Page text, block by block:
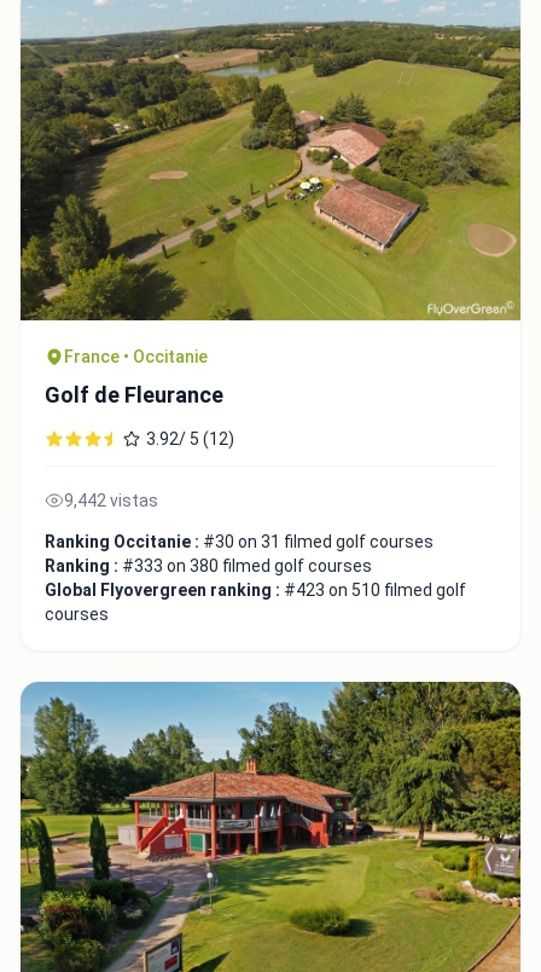
France • Occitanie
Golf de Fleurance
3.92/ 5 (12)
9,442 vistas
Ranking Occitanie : #30 on 31 filmed golf courses
Ranking : #333 on 380 filmed golf courses
Global Flyovergreen ranking : #423 on 510 filmed golf
courses